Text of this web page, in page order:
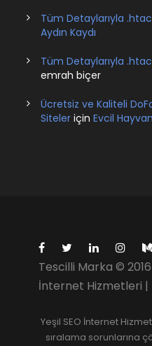
Tüm Detaylarıyla
Aydın Kaydı
Tüm Detaylarıyla
emrah biçer
Ücretsiz ve Kaliteli
Siteler için Evcil
Tescilli Marka ©
İnternet Hizmetleri |
Yeşil SEO İnternet
sıralama sorunlarına